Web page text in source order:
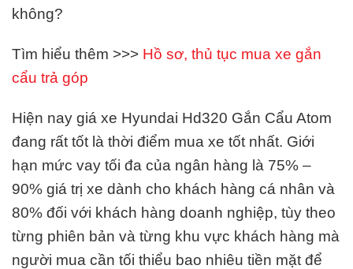
không?
Tìm hiểu thêm >>> Hồ sơ, thủ tục mua xe gắn
cẩu trả góp
Hiện nay giá xe Hyundai Hd320 Gắn Cẩu Atom
đang rất tốt là thời điểm mua xe tốt nhất. Giới
hạn mức vay tối đa của ngân hàng là 75% –
90% giá trị xe dành cho khách hàng cá nhân và
80% đối với khách hàng doanh nghiệp, tùy theo
từng phiên bản và từng khu vực khách hàng mà
người mua cần tối thiểu bao nhiêu tiền mặt để